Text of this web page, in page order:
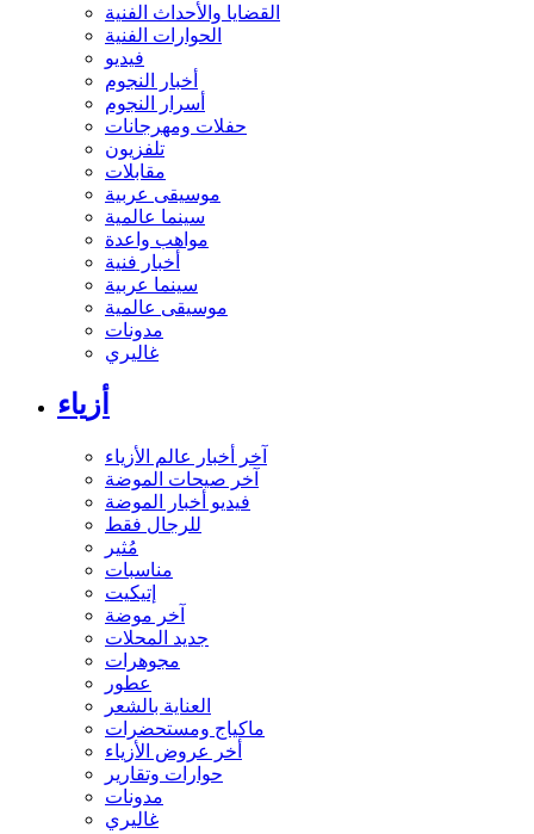
القضايا والأحداث الفنية
الحوارات الفنية
فيديو
أخبار النجوم
أسرار النجوم
حفلات ومهرجانات
تلفزيون
مقابلات
موسيقى عربية
سينما عالمية
مواهب واعدة
أخبار فنية
سينما عربية
موسيقى عالمية
مدونات
غاليري
أزياء
آخر أخبار عالم الأزياء
آخر صيحات الموضة
فيديو أخبار الموضة
للرجال فقط
مُثير
مناسبات
إتيكيت
آخر موضة
جديد المحلات
مجوهرات
عطور
العناية بالشعر
ماكياج ومستحضرات
أخر عروض الأزياء
حوارات وتقارير
مدونات
غاليري